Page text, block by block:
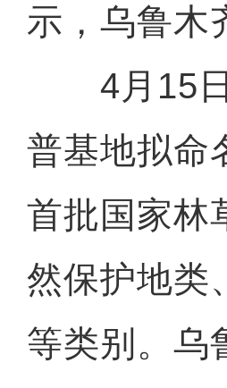
示，乌鲁木
4月15日
普基地拟命
首批国家林
然保护地类
等类别。乌